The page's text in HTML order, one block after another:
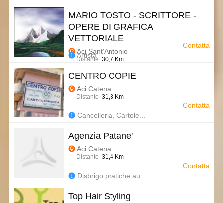
MARIO TOSTO - SCRITTORE -
OPERE DI GRAFICA
VETTORIALE
Aci Sant'Antonio
Distante 30,7 Km
Artista
Contatta
CENTRO COPIE
Aci Catena
Distante 31,3 Km
Cancelleria, Cartole...
Contatta
Agenzia Patane'
Aci Catena
Distante 31,4 Km
Disbrigo pratiche au...
Contatta
Top Hair Styling